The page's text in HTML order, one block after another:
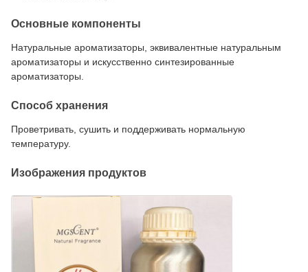
Основные компоненты
Натуральные ароматизаторы, эквивалентные натуральным
ароматизаторы и искусственно синтезированные
ароматизаторы.
Способ хранения
Проветривать, сушить и поддерживать нормальную
температуру.
Изображения продуктов